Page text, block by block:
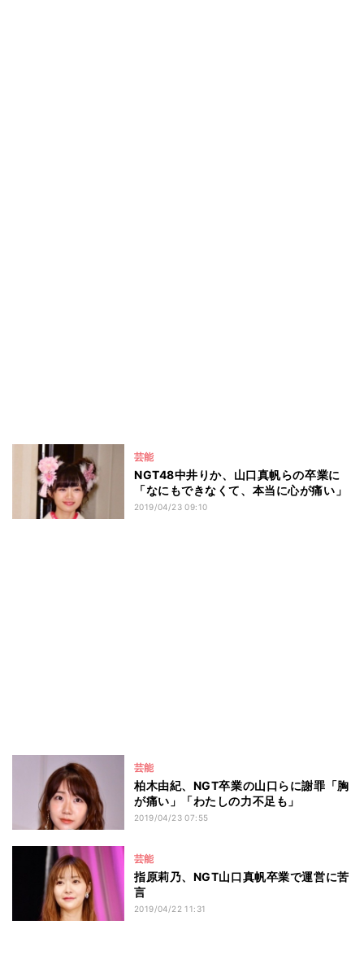
芸能
NGT48中井りか、山口真帆らの卒業に
「なにもできなくて、本当に心が痛い」
2019/04/23 09:10
芸能
柏木由紀、NGT卒業の山口らに謝罪「胸
が痛い」「わたしの力不足も」
2019/04/23 07:55
芸能
指原莉乃、NGT山口真帆卒業で運営に苦
言
2019/04/22 11:31